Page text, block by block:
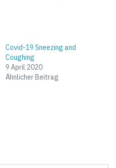
Covid-19 Sneezing and
Coughing
9 April 2020
Ähnlicher Beitrag